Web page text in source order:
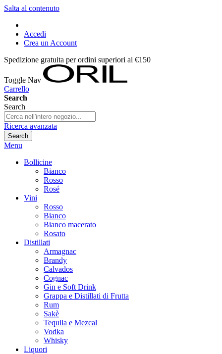
Salta al contenuto
Accedi
Crea un Account
Spedizione gratuita per ordini superiori ai €150
Toggle Nav
Carrello
Search
Search
Ricerca avanzata
Search
Menu
Bollicine
Bianco
Rosso
Rosé
Vini
Rosso
Bianco
Bianco macerato
Rosato
Distillati
Armagnac
Brandy
Calvados
Cognac
Gin e Soft Drink
Grappa e Distillati di Frutta
Rum
Sakè
Tequila e Mezcal
Vodka
Whisky
Liquori